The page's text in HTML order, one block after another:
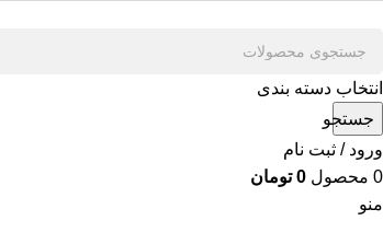
انتخاب دسته بندی
جستجو
ورود / ثبت نام
0 محصول 0 تومان
منو